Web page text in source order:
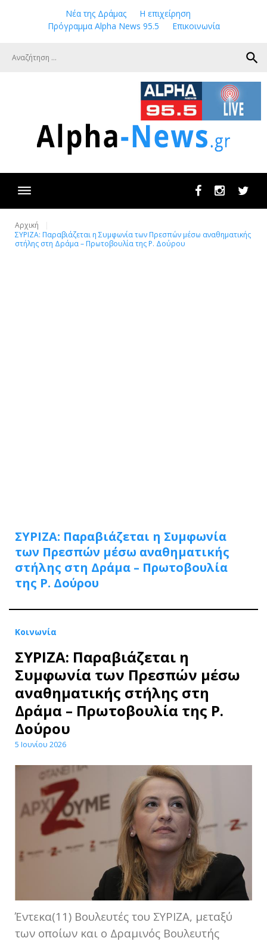
Νέα της Δράμας
Η επιχείρηση
Πρόγραμμα Alpha News 95.5
Επικοινωνία
search
FacebookInstagram
Αρχική
ΣΥΡΙΖΑ: Παραβιάζεται η Συμφωνία των Πρεσπών μέσω αναθηματικής
στήλης στη Δράμα – Πρωτοβουλία της Ρ. Δούρου
ΣΥΡΙΖΑ: Παραβιάζεται η Συμφωνία
των Πρεσπών μέσω αναθηματικής
στήλης στη Δράμα – Πρωτοβουλία
της Ρ. Δούρου
Κοινωνία
ΣΥΡΙΖΑ: Παραβιάζεται η
Συμφωνία των Πρεσπών μέσω
αναθηματικής στήλης στη
Δράμα – Πρωτοβουλία της Ρ.
Δούρου
5 Ιουνίου 2026
Έντεκα(11) Βουλευτές του ΣΥΡΙΖΑ, μεταξύ
των οποίων και ο Δραμινός Βουλευτής